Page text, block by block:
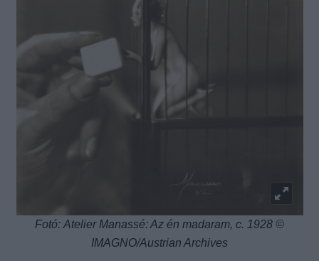
Fotó: Atelier Manassé: Az én madaram, c. 1928 ©
IMAGNO/Austrian Archives